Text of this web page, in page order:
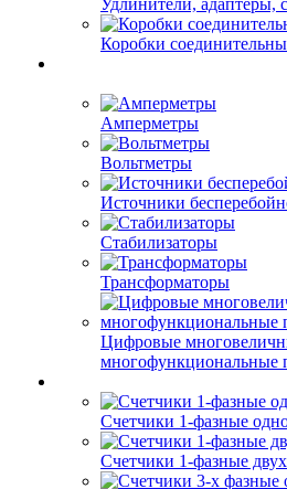
Удлинители, адаптеры,
Коробки
Амперметры
Вольтметры
Источники
Стабилизаторы
Трансформаторы
Цифровые
многофункциональные
Счетчики 1-фазные
Счетчики 1-фазные